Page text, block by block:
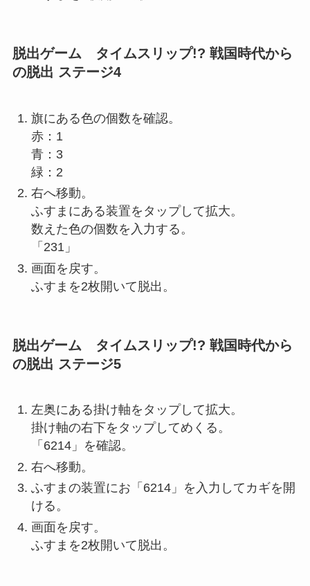
脱出ゲーム タイムスリップ!? 戦国時代から
の脱出 ステージ4
旗にある色の個数を確認。
赤：1
青：3
緑：2
右へ移動。
ふすまにある装置をタップして拡大。
数えた色の個数を入力する。
「231」
画面を戻す。
ふすまを2枚開いて脱出。
脱出ゲーム タイムスリップ!? 戦国時代から
の脱出 ステージ5
左奥にある掛け軸をタップして拡大。
掛け軸の右下をタップしてめくる。
「6214」を確認。
右へ移動。
ふすまの装置にお「6214」を入力してカギを開
ける。
画面を戻す。
ふすまを2枚開いて脱出。